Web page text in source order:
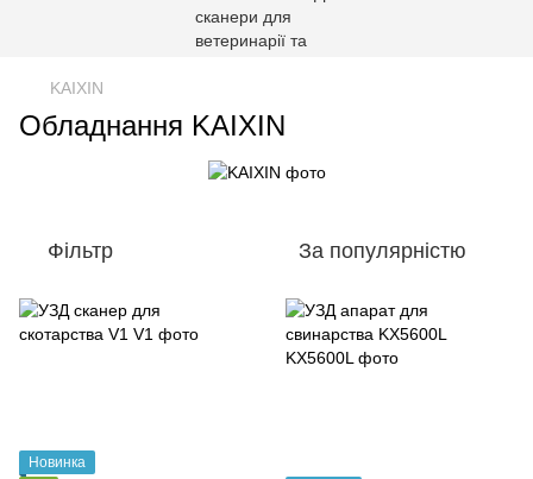
KAIXIN
Обладнання KAIXIN
Фільтр За популярністю
Новинка